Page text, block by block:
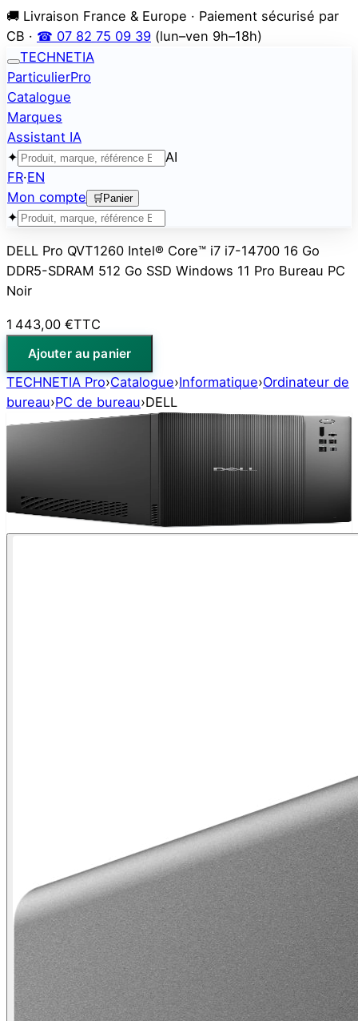
🚚 Livraison France & Europe · Paiement sécurisé par
CB · ☎ 07 82 75 09 39 (lun–ven 9h–18h)
TECHNETIA
ParticulierPro
Catalogue
Marques
Assistant IA
✦
AI
FR·EN
Mon compte
🛒 Panier
✦
DELL Pro QVT1260 Intel® Core™ i7 i7-14700 16 Go
DDR5-SDRAM 512 Go SSD Windows 11 Pro Bureau PC
Noir
1 443,00 €TTC
Ajouter au panier
TECHNETIA Pro›Catalogue›Informatique›Ordinateur de
bureau›PC de bureau›DELL